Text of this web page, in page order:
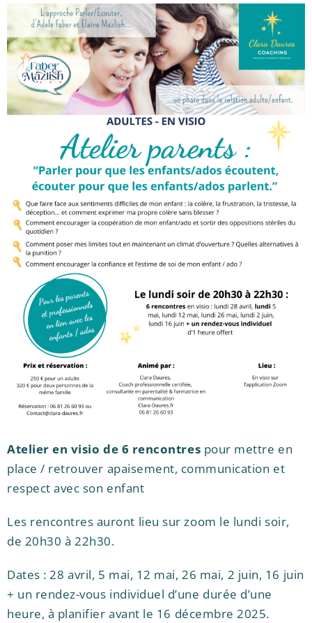
Atelier en visio de 6 rencontres pour mettre en
place / retrouver apaisement, communication et
respect avec son enfant
Les rencontres auront lieu sur zoom le lundi soir,
de 20h30 à 22h30.
Dates : 28 avril, 5 mai, 12 mai, 26 mai, 2 juin, 16 juin
+ un rendez-vous individuel d’une durée d’une
heure, à planifier avant le 16 décembre 2025.